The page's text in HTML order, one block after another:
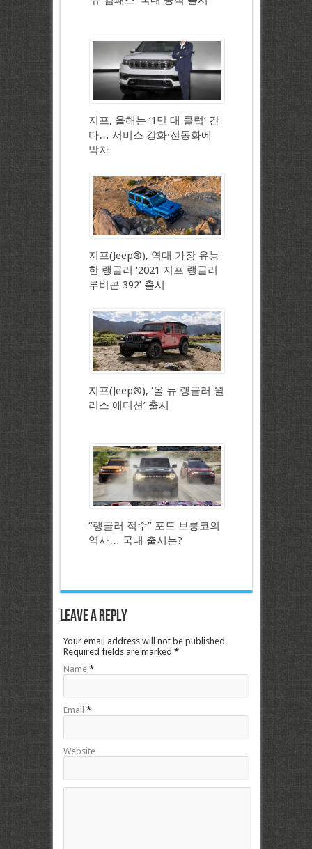
지프, 올해는 ’1만 대 클럽’ 간
다… 서비스 강화·전동화에
박차
지프(Jeep®), 역대 가장 유능
한 랭글러 ‘2021 지프 랭글러
루비콘 392’ 출시
지프(Jeep®), ‘올 뉴 랭글러 윌
리스 에디션’ 출시
“랭글러 적수” 포드 브롱코의
역사… 국내 출시는?
Leave a Reply
Your email address will not be published.
Required fields are marked *
Name *
Email *
Website